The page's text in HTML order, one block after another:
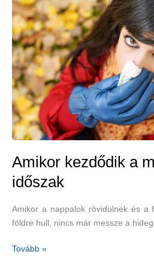
Amikor kezdődik a
időszak
Amikor a nappalok rövidülnek és a
földre hull, nincs már messze a
Amikor
Tovább »